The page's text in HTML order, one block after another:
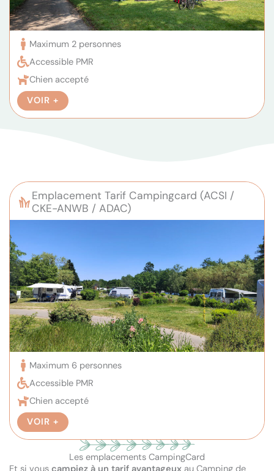
Maximum 2 personnes
Accessible PMR
Chien accepté
VOIR +
Les emplacements CampingCard
Et si vous campiez à un tarif avantageuxau Camping de
Emplacement Tarif Campingcard (ACSI /
CKE-ANWB / ADAC)
Maximum 6 personnes
Accessible PMR
Chien accepté
VOIR +